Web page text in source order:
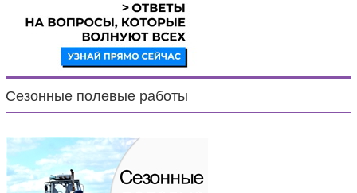
Сезонные полевые работы